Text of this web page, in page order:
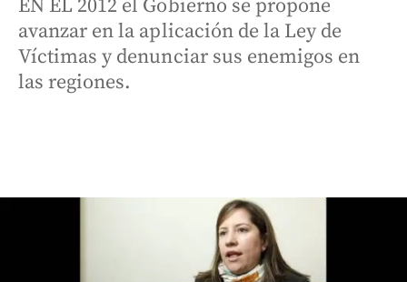
EN EL 2012 el Gobierno se propone
avanzar en la aplicación de la Ley de
Víctimas y denunciar sus enemigos en
las regiones.